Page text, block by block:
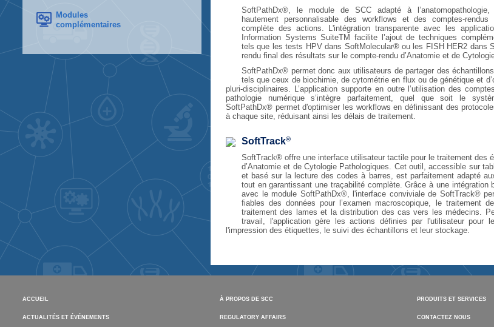
SoftPathDx®, le module de SCC adapté à l’anatomopathologie,
hautement personnalisable des workflows et des comptes-
complète des actions. L'intégration transparente avec les
Information Systems SuiteTM facilite l’ajout de techniques
tels que les tests HPV dans SoftMolecular® ou les FISH HER2 dans
rendu final des résultats sur le compte-rendu d’Anatomie et de
SoftPathDx® permet donc aux utilisateurs de partager des
tels que ceux de biochimie, de cytométrie en flux ou de génétique et
pluri-disciplinaires. L’application supporte en outre l’utilisation des
pathologie numérique s’intègre parfaitement, quel que soit le
SoftPathDx® permet d'optimiser les workflows en définissant des
à chaque site, réduisant ainsi les délais de traitement.
SoftTrack®
SoftTrack® offre une interface utilisateur tactile pour le traitement des
d’Anatomie et de Cytologie Pathologiques. Cet outil, accessible sur
et basé sur la lecture des codes à barres, est parfaitement adapté
tout en garantissant une traçabilité complète. Grâce à une intégration
avec le module SoftPathDx®, l'interface conviviale de SoftTrack®
fiables des données pour l’examen macroscopique, le traitement
traitement des lames et la distribution des cas vers les médecins.
travail, l'application gère les actions définies par l'utilisateur pour
l'impression des étiquettes, le suivi des échantillons et leur stockage.
Modules
complémentaires
ACCUEIL
ACTUALITÉS ET ÉVÉNEMENTS
À PROPOS DE SCC
REGULATORY AFFAIRS
PRODUITS ET SERVICES
CONTACTEZ NOUS